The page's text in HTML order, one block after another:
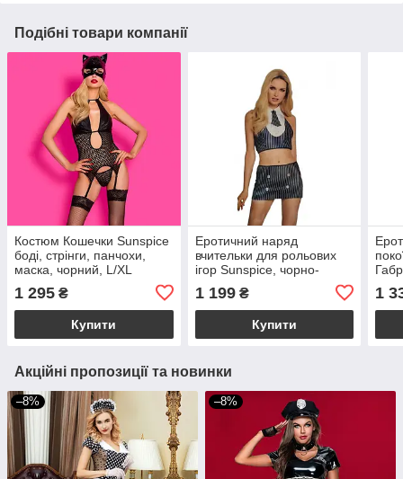
Подібні товари компанії
Костюм Кошечки Sunspice
боді, стрінги, панчохи,
маска, чорний, L/XL
1 295 ₴
Купити
Еротичний наряд
вчительки для рольових
ігор Sunspice, чорно-
1 199₴
Купити
1
Акційні пропозиції та новинки
–8% –8%